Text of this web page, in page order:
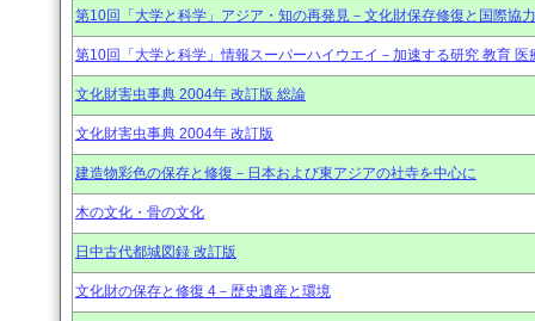
第10回「大学と科学」アジア・知の再発見－文化財保存修復と国際協
第10回「大学と科学」情報スーパーハイウエイ－加速する研究 教育 医
文化財害虫事典 2004年 改訂版 総論
文化財害虫事典 2004年 改訂版
建造物彩色の保存と修復－日本および東アジアの社寺を中心に
木の文化・骨の文化
日中古代都城図録 改訂版
文化財の保存と修復 4－歴史遺産と環境